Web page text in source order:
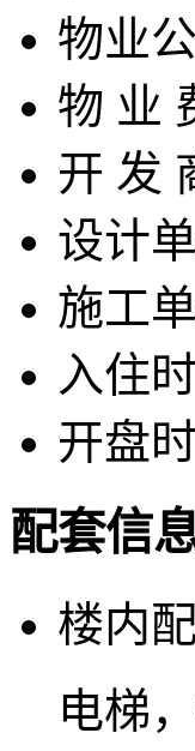
物业公
物 业
开 发
设计单
施工单
入住时
开盘时
配套信
楼内配
电梯